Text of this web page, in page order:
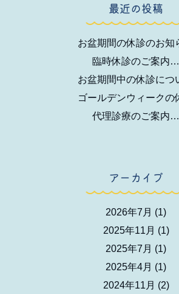
最近の投稿
お盆期間の休診のお
臨時休診のご案内…
お盆期間中の休診に
ゴールデンウィーク
代理診療のご案内…
アーカイブ
2026年7月 (1)
2025年11月 (1)
2025年7月 (1)
2025年4月 (1)
2024年11月 (2)